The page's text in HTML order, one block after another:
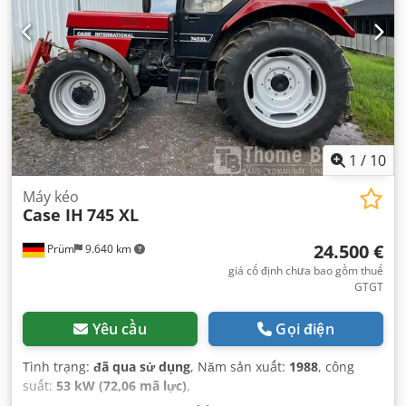
1 / 10
Prüm 9.640 km
Máy kéo
Case IH 745 XL
24.500 €
giá cố định chưa bao gồm thuế
GTGT
Yêu cầu Gọi điện
Tình trạng: đã qua sử dụng, Năm sản xuất: 1988, công
suất: 53 kW (72,06 mã lực),